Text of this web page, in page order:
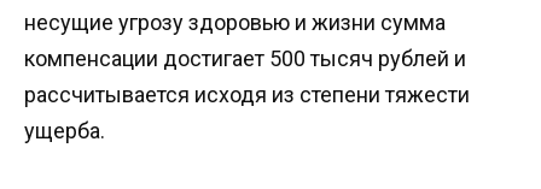
несущие угрозу здоровью и жизни сумма
компенсации достигает 500 тысяч рублей и
рассчитывается исходя из степени тяжести
ущерба.